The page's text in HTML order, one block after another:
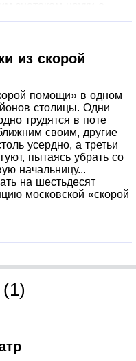
из скорой
помощи» в одном
столицы. Одни
трудятся в поте
своим, другие
усердно, а третьи
пытаясь убрать со
начальницу...
на шестьдесят
московской «скорой